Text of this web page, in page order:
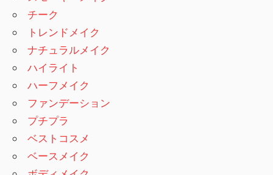
チーク
トレンドメイク
ナチュラルメイク
ハイライト
ハーフメイク
ファンデーション
プチプラ
ベストコスメ
ベースメイク